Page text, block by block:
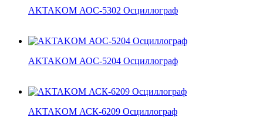
AKTAKOM АОС-5302 Осциллограф
AKTAKOM АОС-5204 Осциллограф
AKTAKOM АСК-6209 Осциллограф